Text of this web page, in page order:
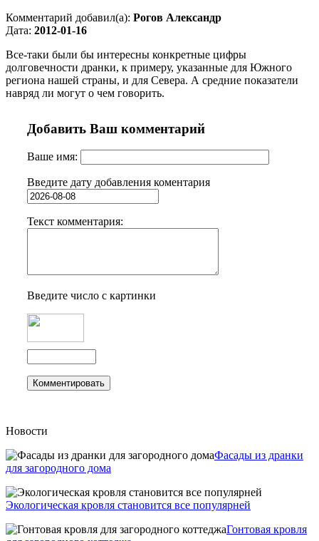
Комментарий добавил(а): Рогов Александр
Дата: 2012-01-16
Все-таки были бы интересны конкретные цифры
долговечности дранки, к примеру, указанные для Южного
региона нашей страны, и для Севера. А средние показатели
навряд ли могут о чем говорить.
Добавить Ваш комментарий
Ваше имя:
Введите дату добавления коментария
Текст комментария:
Введите число с картинки
Новости
Фасады из дранки
для загородного дома
Экологическая кровля становится все популярней
Гонтовая кровля